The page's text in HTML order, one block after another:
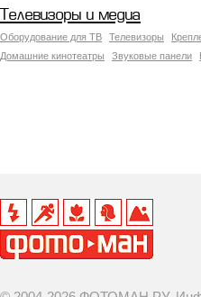
Телевизоры и медиа
Оборудование для ТВ Телевизоры
Домашние кинотеатры
Звуковые панели